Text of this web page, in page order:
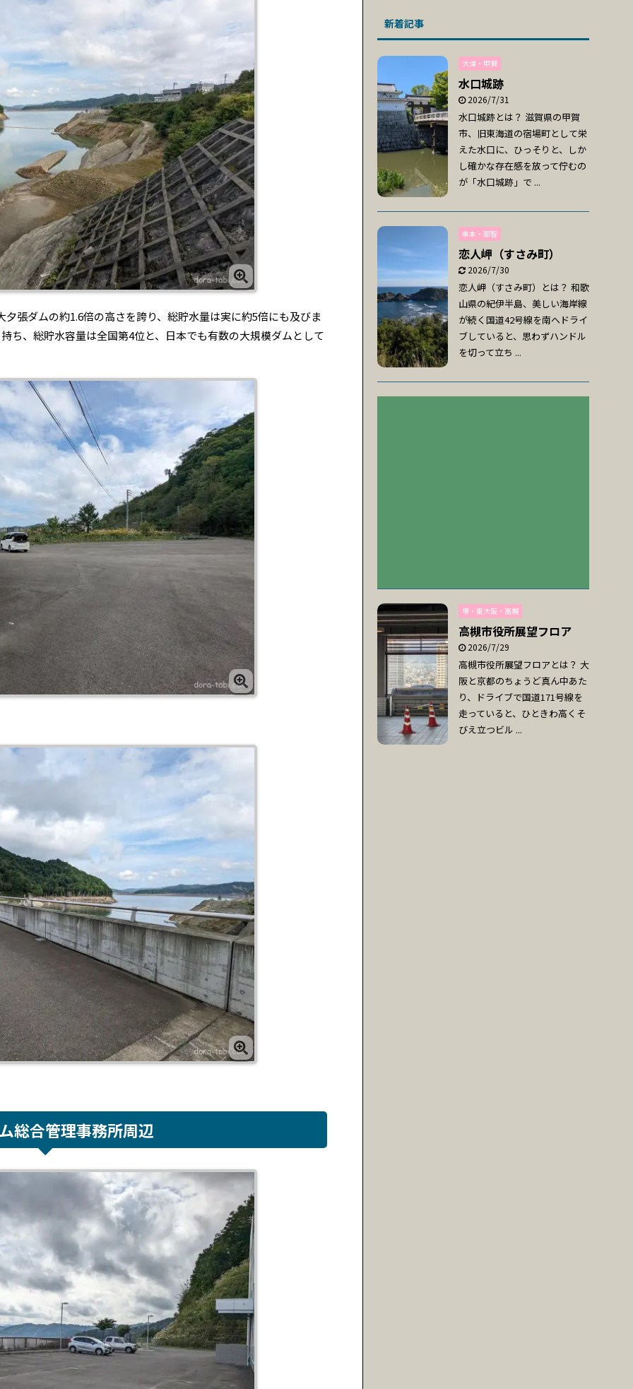
張ダムの約1.6倍の高さを誇り、総貯水量は実に約5倍にも及びま
ち、総貯水容量は全国第4位と、日本でも有数の大規模ダムとして
総合管理事務所周辺
新着記事
大津・甲賀
水口城跡
2026/7/31
水口城跡とは？ 滋賀県の甲賀
市、旧東海道の宿場町として栄
えた水口に、ひっそりと、しか
し確かな存在感を放って佇むの
が「水口城跡」で ...
串本・那智
恋人岬（すさみ町）
2026/7/30
恋人岬（すさみ町）とは？ 和歌
山県の紀伊半島、美しい海岸線
が続く国道42号線を南へドライ
ブしていると、思わずハンドル
を切って立ち ...
堺・東大阪・高槻
高槻市役所展望フロア
2026/7/29
高槻市役所展望フロアとは？ 大
阪と京都のちょうど真ん中あた
り、ドライブで国道171号線を
走っていると、ひときわ高くそ
びえ立つビル ...